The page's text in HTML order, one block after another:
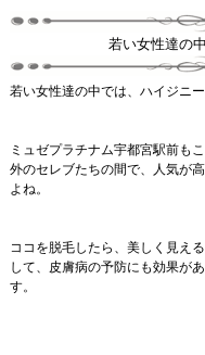
若い女性達の
若い女性達の中では、ハイジニ
ミュゼプラチナム宇都宮駅前も
外のセレブたちの間で、人気が
よね。
ココを脱毛したら、美しく見え
して、皮膚病の予防にも効果が
す。